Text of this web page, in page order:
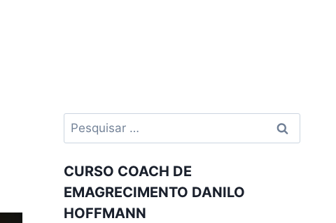
Pesquisar
por:
CURSO COACH DE
EMAGRECIMENTO DANILO
HOFFMANN